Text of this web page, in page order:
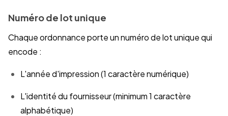
Numéro de lot unique
Chaque ordonnance porte un numéro de lot unique qui
encode :
L'année d'impression (1 caractère numérique)
L'identité du fournisseur (minimum 1 caractère
alphabétique)